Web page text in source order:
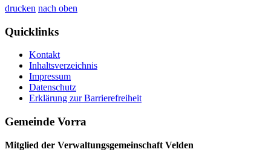
drucken nach oben
Quicklinks
Kontakt
Inhaltsverzeichnis
Impressum
Datenschutz
Erklärung zur Barrierefreiheit
Gemeinde Vorra
Mitglied der Verwaltungsgemeinschaft Velden